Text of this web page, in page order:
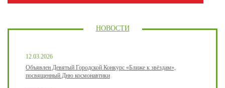
НОВОСТИ
12.03.2026
Объявлен Девятый Городской Конкурс «Ближе к звёздам»,
посвященный Дню космонавтики